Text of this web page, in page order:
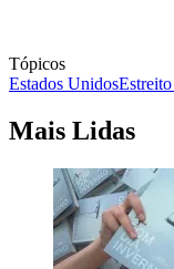
Tópicos
Estados Unidos
Mais Lidas